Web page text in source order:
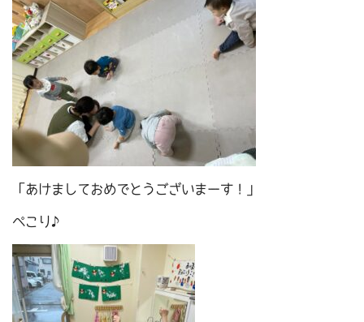
「あけましておめでとうございまーす！」
ぺこり♪